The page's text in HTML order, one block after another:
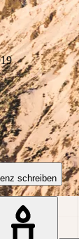
schreiben